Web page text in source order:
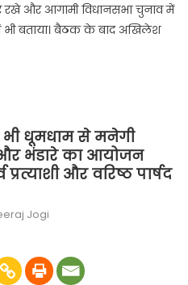
रखे और आगामी विधानसभा चुनाव में
बताया। बैठक के बाद अखिलेश
धूमधाम से मनेगी
भंडारे का आयोजन
और वरिष्ठ पार्षद
Jogi